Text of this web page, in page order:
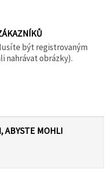
být registrovaným
nahrávat obrázky).
ABYSTE MOHLI